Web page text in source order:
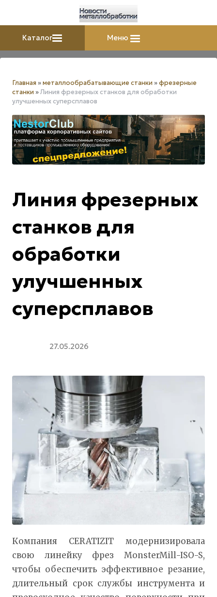
Каталог Меню
Главная »металлообрабатывающие станки »фрезерные
станки »Линия фрезерных станков для обработки
улучшенных суперсплавов
Линия фрезерных
станков для
обработки
улучшенных
суперсплавов
27.05.2026
Компания CERATIZIT модернизировала
свою линейку фрез MonsterMill-ISO-S,
чтобы обеспечить эффективное резание,
длительный срок службы инструмента и